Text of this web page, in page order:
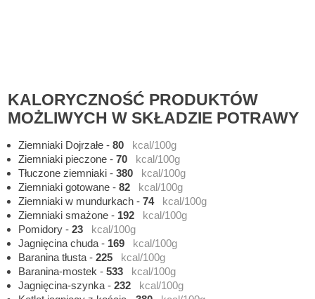
KALORYCZNOŚĆ PRODUKTÓW
MOŻLIWYCH W SKŁADZIE POTRAWY
Ziemniaki Dojrzałe -80
kcal/100g
Ziemniaki pieczone -70
kcal/100g
Tłuczone ziemniaki -380
kcal/100g
Ziemniaki gotowane -82
kcal/100g
Ziemniaki w mundurkach -74
kcal/100g
Ziemniaki smażone - 192
kcal/100g
Pomidory -23
kcal/100g
Jagnięcina chuda - 169
kcal/100g
Baranina tłusta -225
kcal/100g
Baranina-mostek -533
kcal/100g
Jagnięcina-szynka -232
kcal/100g